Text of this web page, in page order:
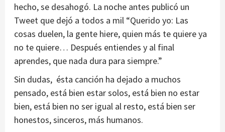
hecho, se desahogó. La noche antes publicó un
Tweet que dejó a todos a mil “Querido yo: Las
cosas duelen, la gente hiere, quien más te quiere ya
no te quiere… Después entiendes y al final
aprendes, que nada dura para siempre.”
Sin dudas, ésta canción ha dejado a muchos
pensado, está bien estar solos, está bien no estar
bien, está bien no ser igual al resto, está bien ser
honestos, sinceros, más humanos.